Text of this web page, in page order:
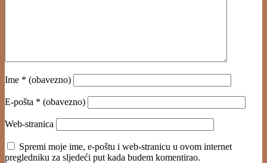
Ime * (obavezno)
E-pošta * (obavezno)
Web-stranica
Spremi moje ime, e-poštu i web-stranicu u ovom internet
pregledniku za sljedeći put kada budem komentirao.